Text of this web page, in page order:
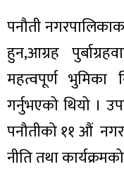
पनौती
हुन,आग्रह
महत्वपूर्ण भुमिका
गर्नुभएको थियो ।
पनौतीको ११ औं
नीति तथा